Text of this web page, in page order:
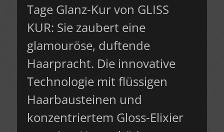
Tage Glanz-Kur von GLISS
KUR: Sie zaubert eine
glamouröse, duftende
Haarpracht. Die innovative
Technologie mit flüssigen
Haarbausteinen und
konzentriertem Gloss-Elixier